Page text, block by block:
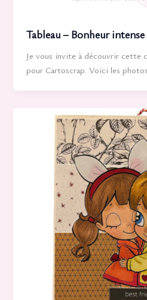
Tableau – Bonheur intense
Je vous invite à découvrir cette
pour Cartoscrap. Voici les